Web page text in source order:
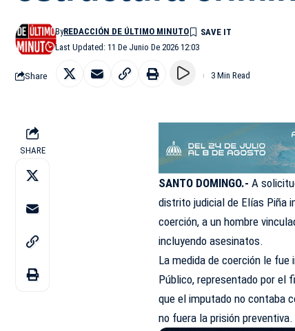
Last Updated: 11 De Junio De 2026 12:03
ByREDACCIÓN DE ÚLTIMO MINUTO
Share 3 Min Read
SHARE
SANTO DOMINGO.- A
distrito judicial de Elías Piña
coerción, a un hombre
incluyendo asesinatos.
La medida de coerción le
Público, representado por el
que el imputado no contaba
no fuera la prisión preventiva.